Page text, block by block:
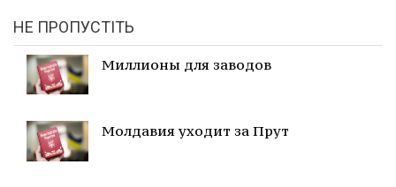
НЕ ПРОПУСТІТЬ
Миллионы для заводов
Молдавия уходит за Прут